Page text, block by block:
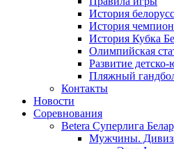
История
История
История Кубка
Олимпийская
Развитие
Пляжный
Контакты
Новости
Соревнования
Betera Суперлига
Мужчины.